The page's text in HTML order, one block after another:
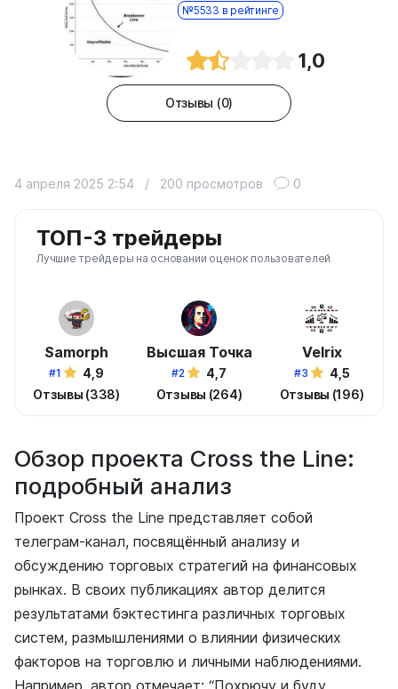
№5533 в рейтинге
1,0
Отзывы (0)
4 апреля 2025 2:54 / 200 просмотров 0
ТОП-3 трейдеры
Лучшие трейдеры на основании оценок пользователей
Samorph
#1
4,9
Отзывы (338)
Высшая Точка
#2
4,7
Отзывы (264)
Velrix
#3
4,5
Отзывы (196)
Обзор проекта Cross the Line:
подробный анализ
Проект Cross the Line представляет собой
телеграм-канал, посвящённый анализу и
обсуждению торговых стратегий на финансовых
рынках. В своих публикациях автор делится
результатами бэктестинга различных торговых
систем, размышлениями о влиянии физических
факторов на торговлю и личными наблюдениями.
Например, автор отмечает: “Похрючу и буду